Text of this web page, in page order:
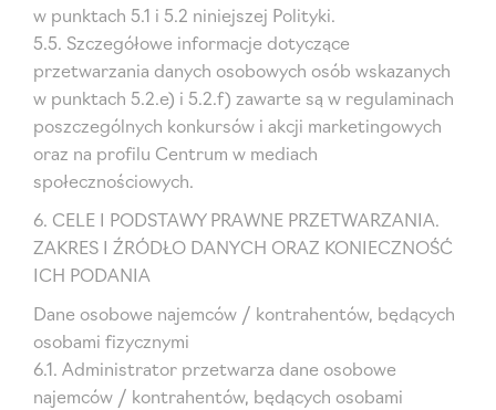
w punktach 5.1 i 5.2 niniejszej Polityki.
5.5. Szczegółowe informacje dotyczące
przetwarzania danych osobowych osób wskazanych
w punktach 5.2.e) i 5.2.f) zawarte są w regulaminach
poszczególnych konkursów i akcji marketingowych
oraz na profilu Centrum w mediach
społecznościowych.
6. CELE I PODSTAWY PRAWNE PRZETWARZANIA.
ZAKRES I ŹRÓDŁO DANYCH ORAZ KONIECZNOŚĆ
ICH PODANIA
Dane osobowe najemców / kontrahentów, będących
osobami fizycznymi
6.1. Administrator przetwarza dane osobowe
najemców / kontrahentów, będących osobami